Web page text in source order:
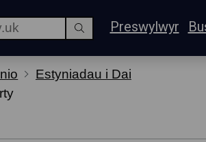
Preswylwyr
Estyniadau i Dai